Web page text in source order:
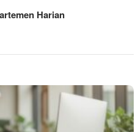
Harian